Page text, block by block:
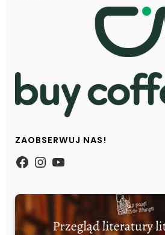
ZAOBSERWUJ NAS!
https://
Instagram
YouTube